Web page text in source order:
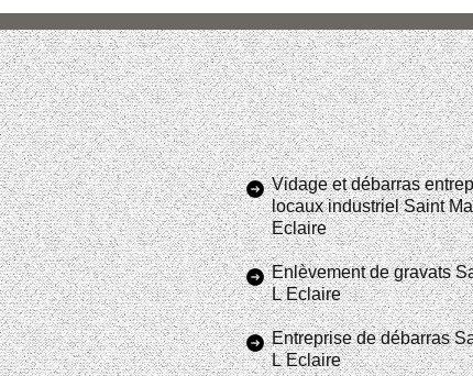
Vidage et débarras
locaux industriel Saint
Eclaire
Enlèvement de gravats
L Eclaire
Entreprise de débarras
L Eclaire